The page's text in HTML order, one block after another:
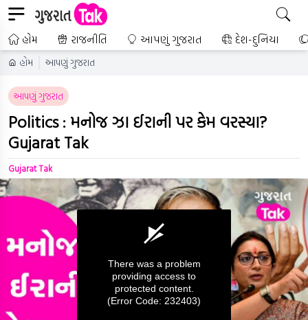
હોમ રાજનીતિ આપણું ગુજરાત દેશ-દુનિયા
હોમ આપણું ગુજરાત
આપણું ગુજરાત
Politics : મનોજ ઝા ઈરાની પર કેમ વરસ્યા?
Gujarat Tak
Gujarat Tak
There was a problem
providing access to
protected content.
(Error Code: 232403)